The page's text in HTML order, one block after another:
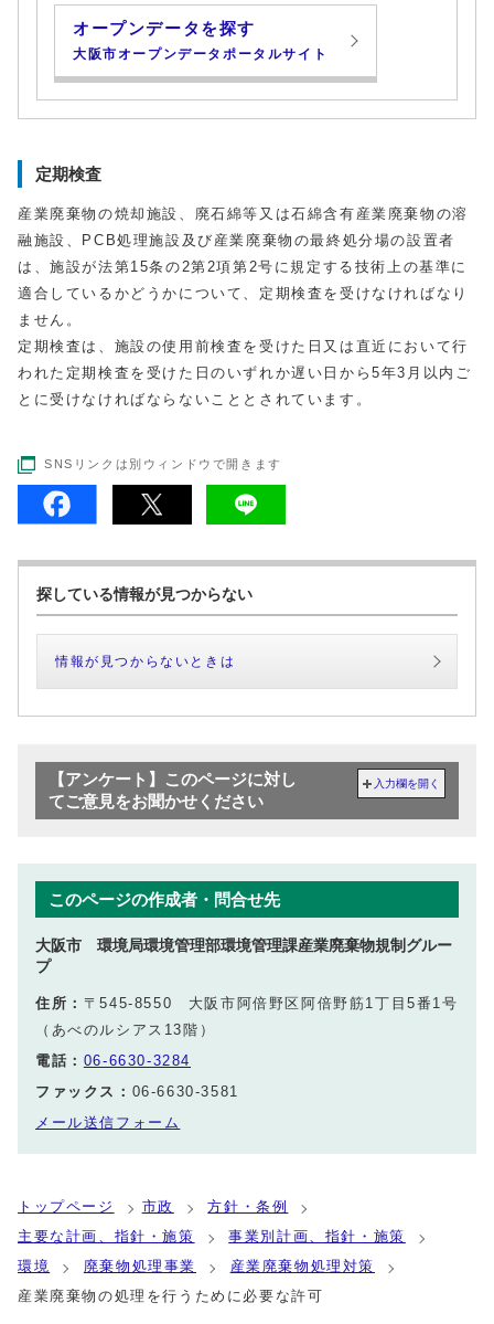
オープンデータを探す
大阪市オープンデータポータルサイト
定期検査
産業廃棄物の焼却施設、廃石綿等又は石綿含有産業廃棄物の溶
融施設、PCB処理施設及び産業廃棄物の最終処分場の設置者
は、施設が法第15条の2第2項第2号に規定する技術上の基準に
適合しているかどうかについて、定期検査を受けなければなり
ません。
定期検査は、施設の使用前検査を受けた日又は直近において行
われた定期検査を受けた日のいずれか遅い日から5年3月以内ご
とに受けなければならないこととされています。
SNSリンクは別ウィンドウで開きます
探している情報が見つからない
情報が見つからないときは
【アンケート】このページに対し
てご意見をお聞かせください
入力欄を開く
このページの作成者・問合せ先
大阪市 環境局環境管理部環境管理課産業廃棄物規制グルー
プ
住所： 〒545-8550 大阪市阿倍野区阿倍野筋1丁目5番1号
（あべのルシアス13階）
電話： 06-6630-3284
ファックス： 06-6630-3581
メール送信フォーム
トップページ 市政
方針・条例
主要な計画、指針・施策
事業別計画、指針・施策
環境
廃棄物処理事業
産業廃棄物処理対策
産業廃棄物の処理を行うために必要な許可